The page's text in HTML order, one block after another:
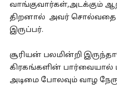
வாங்குவார்கள்,அடக்கும்
திறனால் அவர்
இருப்பர்.
சூரியன் பலமின்றி
கிரகங்களின் பார்வையால்
அடிமை போலவும் வாழ